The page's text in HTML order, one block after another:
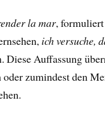
la mar,
ich versuche,
Diese Auffassung
oder zumindest den